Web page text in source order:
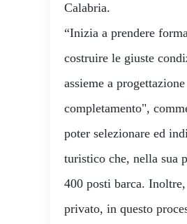
Calabria.
“Inizia a prendere
costruire le giuste
assieme a
completamento",
poter selezionare ed
turistico che, nella sua
400 posti barca.
privato, in questo